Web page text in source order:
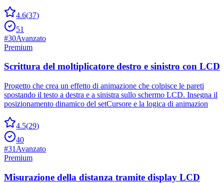
4.6(37)
51
#30Avanzato
Premium
Scrittura del moltiplicatore destro e sinistro con LCD
Progetto che crea un effetto di animazione che colpisce le pareti
spostando il testo a destra e a sinistra sullo schermo LCD. Insegna il
posizionamento dinamico del setCursore e la logica di animazion
4.5(29)
40
#31 Avanzato
Premium
Misurazione della distanza tramite display LCD